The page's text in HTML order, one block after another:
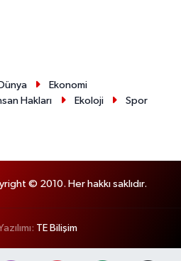
Ekonomi
Hakları Ekoloji
Spor
© 2010. Her hakkı saklıdır.
TE Bilişim